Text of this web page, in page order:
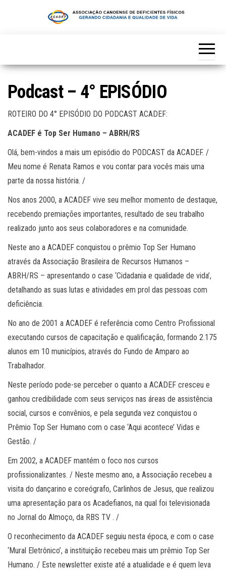
Podcast – 4° EPISÓDIO
ROTEIRO DO 4° EPISÓDIO DO PODCAST ACADEF:
ACADEF é Top Ser Humano – ABRH/RS
Olá, bem-vindos a mais um episódio do PODCAST da ACADEF. /
Meu nome é Renata Ramos e vou contar para vocês mais uma
parte da nossa história. /
Nos anos 2000, a ACADEF vive seu melhor momento de destaque,
recebendo premiações importantes, resultado de seu trabalho
realizado junto aos seus colaboradores e na comunidade.
Neste ano a ACADEF conquistou o prêmio Top Ser Humano
através da Associação Brasileira de Recursos Humanos –
ABRH/RS – apresentando o case ‘Cidadania e qualidade de vida’,
detalhando as suas lutas e atividades em prol das pessoas com
deficiência.
No ano de 2001 a ACADEF é referência como Centro Profissional
executando cursos de capacitação e qualificação, formando 2.175
alunos em 10 municípios, através do Fundo de Amparo ao
Trabalhador.
Neste período pode-se perceber o quanto a ACADEF cresceu e
ganhou credibilidade com seus serviços nas áreas de assistência
social, cursos e convênios, e pela segunda vez conquistou o
Prêmio Top Ser Humano com o case ‘Aqui acontece’ Vidas e
Gestão. /
Em 2002, a ACADEF mantém o foco nos cursos
profissionalizantes. / Neste mesmo ano, a Associação recebeu a
visita do dançarino e coreógrafo, Carlinhos de Jesus, que realizou
uma apresentação para os Acadefianos, na qual foi televisionada
no Jornal do Almoço, da RBS TV . /
O reconhecimento da ACADEF seguiu nesta época, e com o case
‘Mural Eletrônico’, a instituição recebeu mais um prêmio Top Ser
Humano. / Este newsletter existe até a atualidade e é quem leva